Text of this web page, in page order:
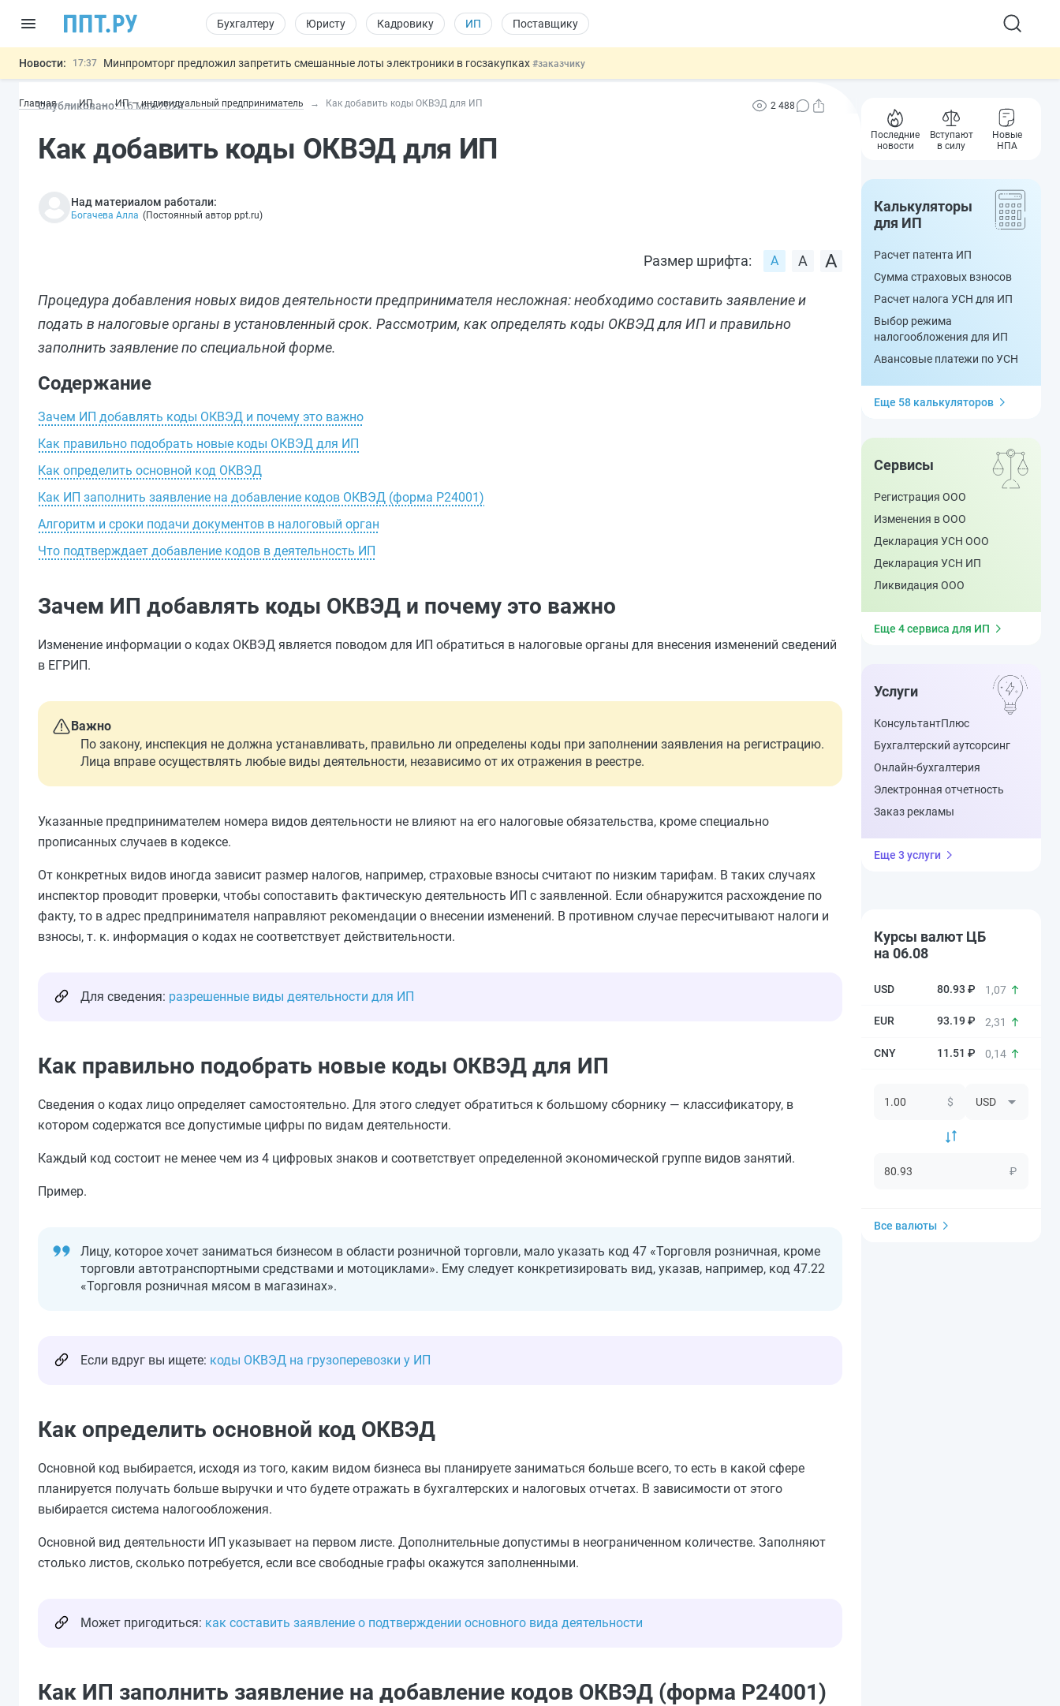
Бухгалтеру Юристу Кадровику ИП Поставщику
Новости: 17:37 Минпромторг предложил запретить смешанные лоты электроники в госзакупках #заказчику
16:30 Возврат денег за риелторские услуги при недействительных сделках: инициатива
13:48
Важно Обеспечительный платёж СПОТ могут заменить банковской гарантией
Главная ИП ИП — индивидуальный предприниматель Как добавить коды ОКВЭД для ИП
Опубликовано: 16 мая 2023 2 488
Как добавить коды ОКВЭД для ИП
Над материалом работали:
Богачева Алла (Постоянный автор ppt.ru)
Размер шрифта:
Процедура добавления новых видов деятельности предпринимателя несложная: необходимо составить заявление и
подать в налоговые органы в установленный срок. Рассмотрим, как определять коды ОКВЭД для ИП и правильно
заполнить заявление по специальной форме.
Содержание
Зачем ИП добавлять коды ОКВЭД и почему это важно
Как правильно подобрать новые коды ОКВЭД для ИП
Как определить основной код ОКВЭД
Как ИП заполнить заявление на добавление кодов ОКВЭД (форма Р24001)
Алгоритм и сроки подачи документов в налоговый орган
Что подтверждает добавление кодов в деятельность ИП
Зачем ИП добавлять коды ОКВЭД и почему это важно
Изменение информации о кодах ОКВЭД является поводом для ИП обратиться в налоговые органы для внесения изменений сведений
в ЕГРИП.
Важно
По закону, инспекция не должна устанавливать, правильно ли определены коды при заполнении заявления на регистрацию.
Лица вправе осуществлять любые виды деятельности, независимо от их отражения в реестре.
Указанные предпринимателем номера видов деятельности не влияют на его налоговые обязательства, кроме специально
прописанных случаев в кодексе.
От конкретных видов иногда зависит размер налогов, например, страховые взносы считают по низким тарифам. В таких случаях
инспектор проводит проверки, чтобы сопоставить фактическую деятельность ИП с заявленной. Если обнаружится расхождение по
факту, то в адрес предпринимателя направляют рекомендации о внесении изменений. В противном случае пересчитывают налоги и
взносы, т. к. информация о кодах не соответствует действительности.
Для сведения: разрешенные виды деятельности для ИП
Как правильно подобрать новые коды ОКВЭД для ИП
Сведения о кодах лицо определяет самостоятельно. Для этого следует обратиться к большому сборнику — классификатору, в
котором содержатся все допустимые цифры по видам деятельности.
Каждый код состоит не менее чем из 4 цифровых знаков и соответствует определенной экономической группе видов занятий.
Пример.
Лицу, которое хочет заниматься бизнесом в области розничной торговли, мало указать код 47 «Торговля розничная, кроме
торговли автотранспортными средствами и мотоциклами». Ему следует конкретизировать вид, указав, например, код 47.22
«Торговля розничная мясом в магазинах».
Если вдруг вы ищете: коды ОКВЭД на грузоперевозки у ИП
Как определить основной код ОКВЭД
Основной код выбирается, исходя из того, каким видом бизнеса вы планируете заниматься больше всего, то есть в какой сфере
планируется получать больше выручки и что будете отражать в бухгалтерских и налоговых отчетах. В зависимости от этого
выбирается система налогообложения.
Основной вид деятельности ИП указывает на первом листе. Дополнительные допустимы в неограниченном количестве. Заполняют
столько листов, сколько потребуется, если все свободные графы окажутся заполненными.
Может пригодиться: как составить заявление о подтверждении основного вида деятельности
Как ИП заполнить заявление на добавление кодов ОКВЭД (форма Р24001)
Последние
новости
Вступают
в силу
Новые
НПА
Калькуляторы
для ИП
Расчет патента ИП
Сумма страховых взносов
Расчет налога УСН для ИП
Выбор режима
налогообложения для ИП
Авансовые платежи по УСН
Еще 58 калькуляторов
Сервисы
Регистрация ООО
Изменения в ООО
Декларация УСН ООО
Декларация УСН ИП
Ликвидация ООО
Еще 4 сервиса для ИП
Услуги
КонсультантПлюс
Бухгалтерский аутсорсинг
Онлайн-бухгалтерия
Электронная отчетность
Заказ рекламы
Еще 3 услуги
Курсы валют ЦБ
на 06.08
80.93 ₽ 1,07
93.19 ₽ 2,31
11.51 ₽ 0,14
$
₽
Все валюты